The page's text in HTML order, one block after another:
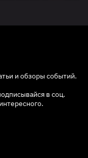
и обзоры событий.
в соц.